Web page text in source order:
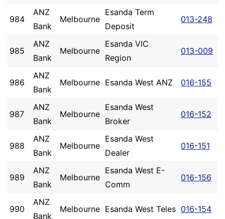
984
ANZ
Bank
Melbourne
Esanda Term
Deposit
013-248
985
ANZ
Bank
Melbourne
Esanda VIC
Region
013-009
986
ANZ
Bank
Melbourne Esanda West ANZ 016-155
987
ANZ
Bank
Melbourne
Esanda West
Broker
016-152
988
ANZ
Bank
Melbourne
Esanda West
Dealer
016-151
989
ANZ
Bank
Melbourne
Esanda West E-
Comm
016-156
990
ANZ
Bank
Melbourne Esanda West Teles 016-154